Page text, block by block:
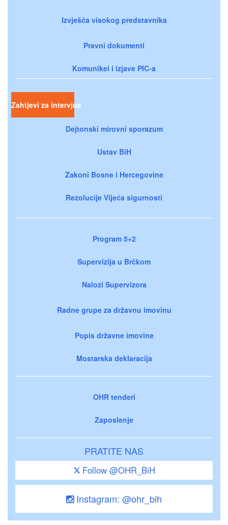
Izvješća visokog predstavnika
Pravni dokumenti
Komunikei i izjave PIC-a
Zahtjevi za intervjue
Dejtonski mirovni sporazum
Ustav BiH
Zakoni Bosne i Hercegovine
Rezolucije Vijeća sigurnosti
Program 5+2
Supervizija u Brčkom
Nalozi Supervizora
Radne grupe za državnu imovinu
Popis državne imovine
Mostarska deklaracija
OHR tenderi
Zaposlenje
PRATITE NAS
Follow @OHR_BiH
Instagram: @ohr_bih